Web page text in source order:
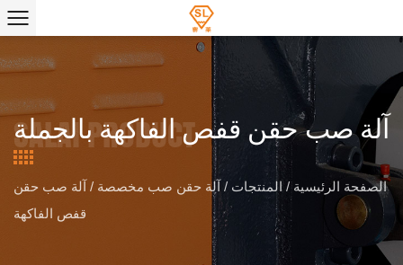
آلة صب حقن قفص الفاكهة بالجملة
الصفحة الرئيسية / المنتجات / آلة حقن صب مخصصة / آلة صب حقن
قفص الفاكهة